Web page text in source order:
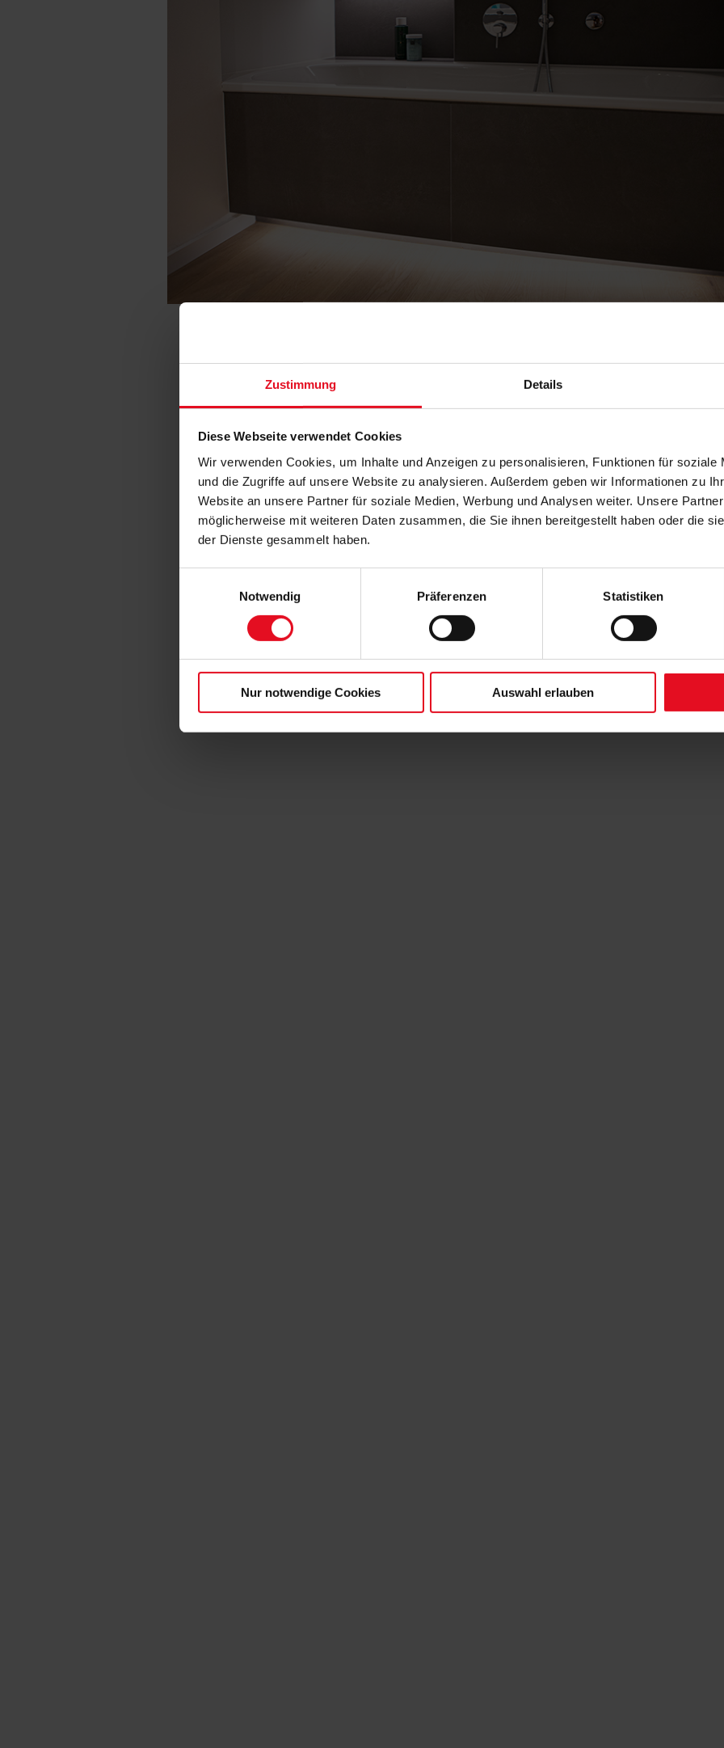
Zustimmung Details
Diese Webseite verwendet Cookies
Wir verwenden Cookies, um Inhalte und Anzeigen zu personalisieren, Funktionen für soziale
und die Zugriffe auf unsere Website zu analysieren. Außerdem geben wir Informationen zu
Website an unsere Partner für soziale Medien, Werbung und Analysen weiter. Unsere
möglicherweise mit weiteren Daten zusammen, die Sie ihnen bereitgestellt haben oder die
der Dienste gesammelt haben.
Notwendig
Präferenzen Statistiken
Nur notwendige Cookies Auswahl erlauben